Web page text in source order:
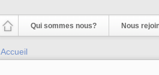
Qui sommes nous? Nous
Vous êtes ici
Accueil